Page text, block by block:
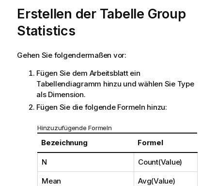
Erstellen der Tabelle Group
Statistics
Gehen Sie folgendermaßen vor:
Fügen Sie dem Arbeitsblatt ein
Tabellendiagramm hinzu und wählen Sie Type
als Dimension.
Fügen Sie die folgende Formeln hinzu:
Hinzuzufügende Formeln
Bezeichnung Formel
N Count(Value)
Mean Avg(Value)